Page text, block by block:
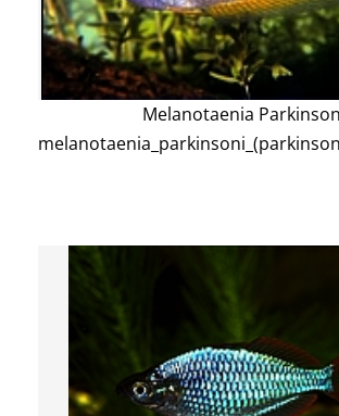
Melanotaenia